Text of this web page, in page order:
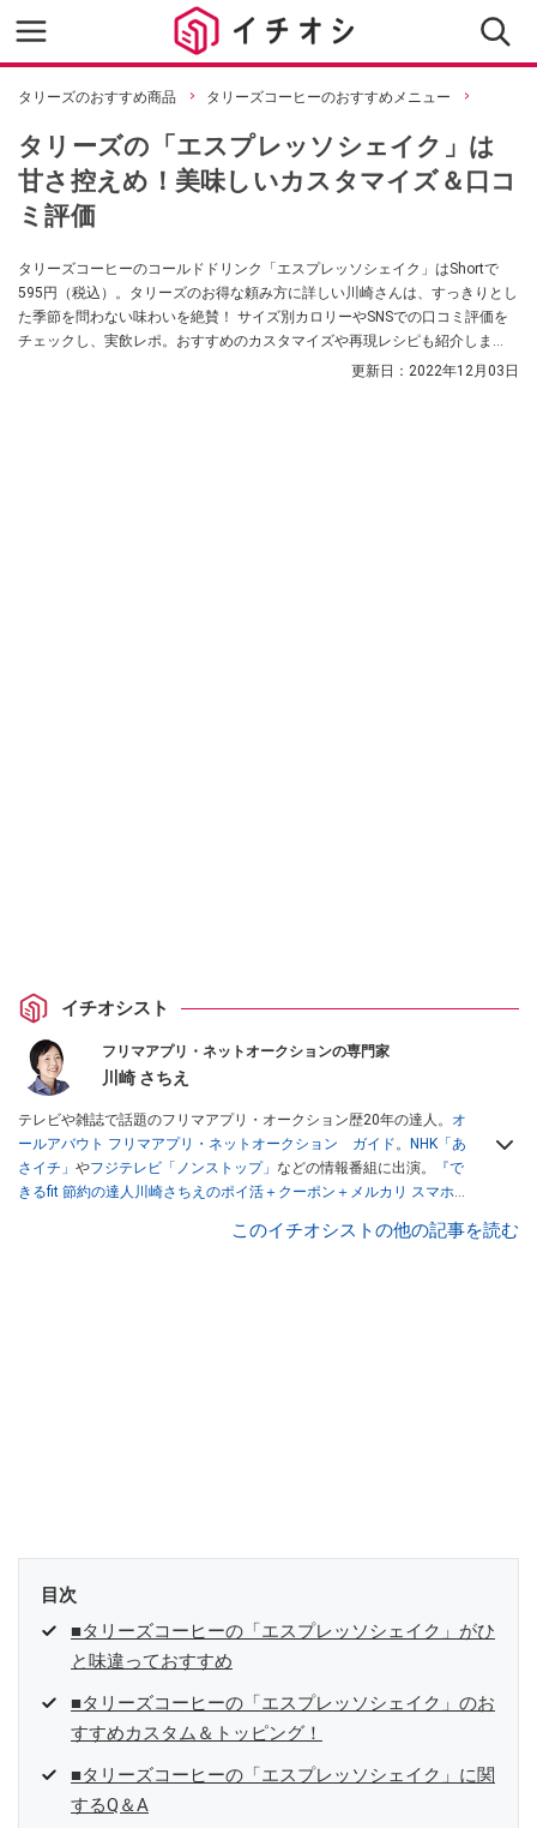
タリーズのおすすめ商品 タリーズコーヒーのおすすめメニュー
タリーズの「エスプレッソシェイク」は
甘さ控えめ！美味しいカスタマイズ＆口コ
ミ評価
タリーズコーヒーのコールドドリンク「エスプレッソシェイク」はShortで
595円（税込）。タリーズのお得な頼み方に詳しい川崎さんは、すっきりとし
た季節を問わない味わいを絶賛！ サイズ別カロリーやSNSでの口コミ評価を
チェックし、実飲レポ。おすすめのカスタマイズや再現レシピも紹介しま
更新日： 2022年12月03日
イチオシスト
フリマアプリ・ネットオークションの専門家
川崎 さちえ
テレビや雑誌で話題のフリマアプリ・オークション歴20年の達人。 オ
ールアバウト フリマアプリ・ネットオークション ガイド。
NHK「あ
さイチ」 やフジテレビ「ノンストップ」 などの情報番組に出演。
『で
きるfit 節約の達人川崎さちえのポイ活＋クーポン＋メルカリ スマホで
スマホ1つでスキマ時間に効率的に稼ぐ！』（翔泳社刊） ほか著書多
このイチオシストの他の記事を読む
目次
■タリーズコーヒーの「エスプレッソシェイク」がひ
と味違っておすすめ
■タリーズコーヒーの「エスプレッソシェイク」のお
すすめカスタム＆トッピング！
■タリーズコーヒーの「エスプレッソシェイク」に関
するQ＆A